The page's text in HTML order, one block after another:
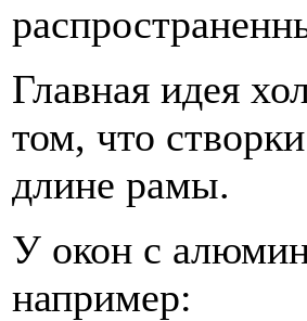
Главная идея
том, что
длине рамы.
У окон с
например: